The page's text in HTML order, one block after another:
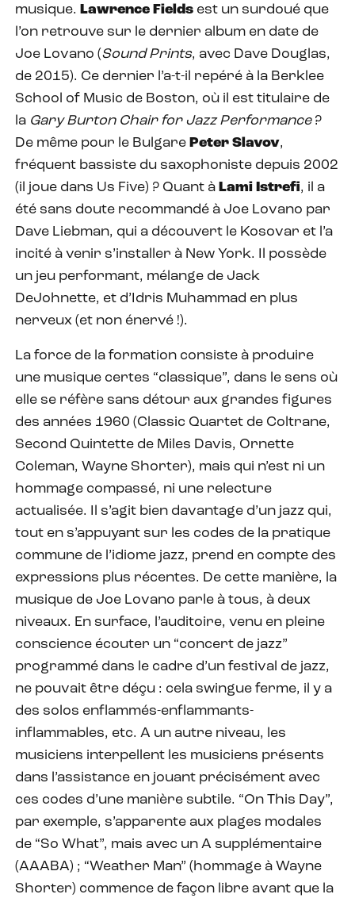
musique. Lawrence Fields est un surdoué que
l’on retrouve sur le dernier album en date de
Joe Lovano (Sound Prints, avec Dave Douglas,
de 2015). Ce dernier l’a-t-il repéré à la Berklee
School of Music de Boston, où il est titulaire de
la Gary BurtonChair for Jazz Performance ?
De même pour le Bulgare Peter Slavov,
fréquent bassiste du saxophoniste depuis 2002
(il joue dans Us Five) ? Quant à Lami Istrefi, il a
été sans doute recommandé à Joe Lovano par
Dave Liebman, qui a découvert le Kosovar et l’a
incité à venir s’installer à New York. Il possède
un jeu performant, mélange de Jack
DeJohnette, et d’Idris Muhammad en plus
nerveux (et non énervé !).
La force de la formation consiste à produire
une musique certes “classique”, dans le sens où
elle se réfère sans détour aux grandes figures
des années 1960 (Classic Quartet de Coltrane,
Second Quintette de Miles Davis, Ornette
Coleman, Wayne Shorter), mais qui n’est ni un
hommage compassé, ni une relecture
actualisée. Il s’agit bien davantage d’un jazz qui,
tout en s’appuyant sur les codes de la pratique
commune de l’idiome jazz, prend en compte des
expressions plus récentes. De cette manière, la
musique de Joe Lovano parle à tous, à deux
niveaux. En surface, l’auditoire, venu en pleine
conscience écouter un “concert de jazz”
programmé dans le cadre d’un festival de jazz,
ne pouvait être déçu : cela swingue ferme, il y a
des solos enflammés-enflammants-
inflammables, etc. A un autre niveau, les
musiciens interpellent les musiciens présents
dans l’assistance en jouant précisément avec
ces codes d’une manière subtile. “On This Day”,
par exemple, s’apparente aux plages modales
de “So What”, mais avec un A supplémentaire
(AAABA) ; “Weather Man” (hommage à Wayne
Shorter) commence de façon libre avant que la